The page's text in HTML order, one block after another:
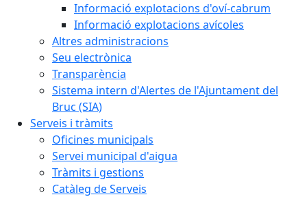
Informació explotacions d'oví-cabrum
Informació explotacions avícoles
Altres administracions
Seu electrònica
Transparència
Sistema intern d'Alertes de l'Ajuntament del
Bruc (SIA)
Serveis i tràmits
Oficines municipals
Servei municipal d'aigua
Tràmits i gestions
Catàleg de Serveis